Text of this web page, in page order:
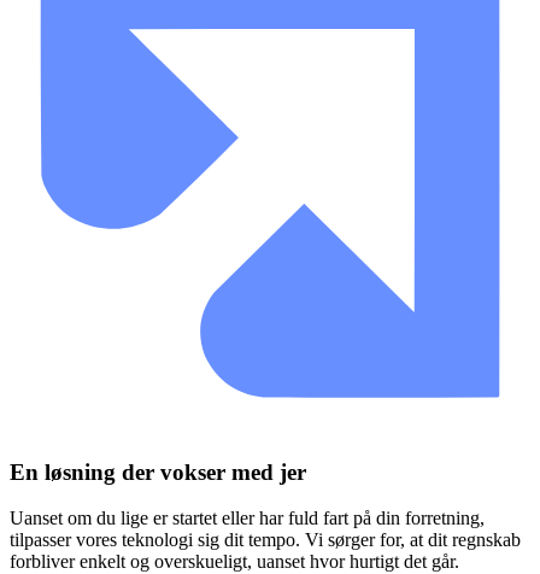
En løsning der vokser med jer
Uanset om du lige er startet eller har fuld fart på din forretning,
tilpasser vores teknologi sig dit tempo. Vi sørger for, at dit regnskab
forbliver enkelt og overskueligt, uanset hvor hurtigt det går.